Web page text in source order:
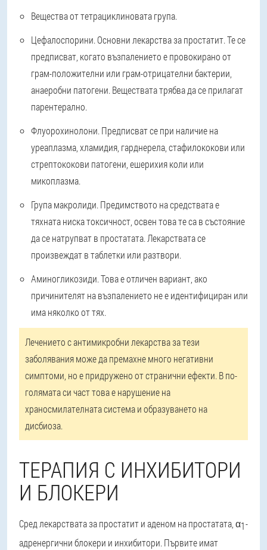
Вещества от тетрациклиновата група.
Цефалоспорини. Основни лекарства за простатит. Те се
предписват, когато възпалението е провокирано от
грам-положителни или грам-отрицателни бактерии,
анаеробни патогени. Веществата трябва да се прилагат
парентерално.
Флуорохинолони. Предписват се при наличие на
уреаплазма, хламидия, гарднерела, стафилококови или
стрептококови патогени, ешерихия коли или
микоплазма.
Група макролиди. Предимството на средствата е
тяхната ниска токсичност, освен това те са в състояние
да се натрупват в простатата. Лекарствата се
произвеждат в таблетки или разтвори.
Аминогликозиди. Това е отличен вариант, ако
причинителят на възпалението не е идентифициран или
има няколко от тях.
Лечението с антимикробни лекарства за тези
заболявания може да премахне много негативни
симптоми, но е придружено от странични ефекти. В по-
голямата си част това е нарушение на
храносмилателната система и образуването на
дисбиоза.
ТЕРАПИЯ С ИНХИБИТОРИ
И БЛОКЕРИ
Сред лекарствата за простатит и аденом на простатата, α1-
адренергични блокери и инхибитори. Първите имат